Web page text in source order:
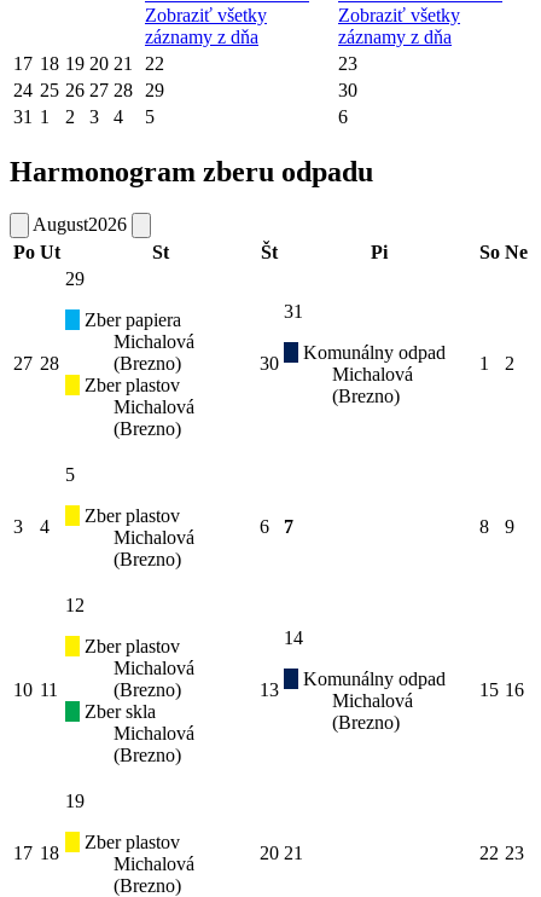
Zobraziť všetky
záznamy z dňa
Zobraziť všetky
záznamy z dňa
17 18 19 20 21 22
23
24 25 26 27 28 29
30
31 1 2 3 4 5 6
Harmonogram zberu odpadu
August2026
Po Ut St Št Pi So Ne
27 28
29
Zber papiera
Michalová
(Brezno)
Zber plastov
Michalová
(Brezno)
30
31
Komunálny odpad
Michalová
(Brezno)
1 2
3 4
5
Zber plastov
Michalová
(Brezno)
6 7 8 9
10 11
12
Zber plastov
Michalová
(Brezno)
Zber skla
Michalová
(Brezno)
13
14
Komunálny odpad
Michalová
(Brezno)
15 16
17 18
19
Zber plastov
Michalová
(Brezno)
20 21 22 23